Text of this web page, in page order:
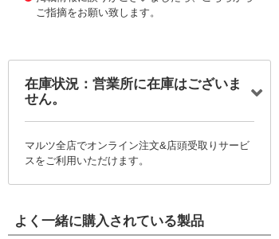
ご指摘をお願い致します。
在庫状況：営業所に在庫はございま
せん。
マルツ全店でオンライン注文&店頭受取りサービ
スをご利用いただけます。
よく一緒に購入されている製品